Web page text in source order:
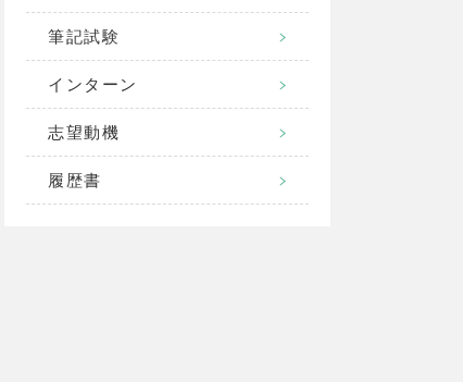
筆記試験
インターン
志望動機
履歴書